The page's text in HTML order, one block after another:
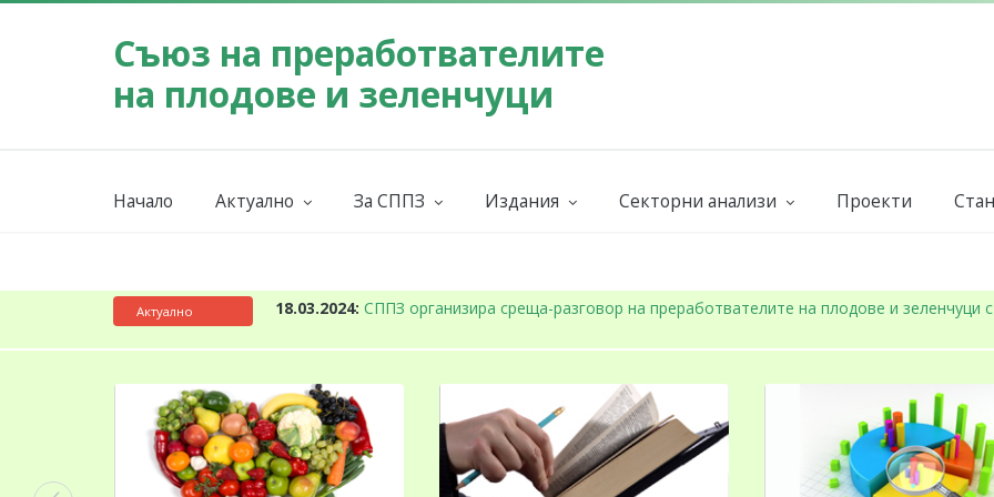
Съюз на преработвателите
на плодове и зеленчуци
Начало Актуално За СППЗ Издания Секторни анализи Проекти
Актуално 18.03.2024:СППЗ организира среща-разговор на преработвателите на плодове и зеленчуци